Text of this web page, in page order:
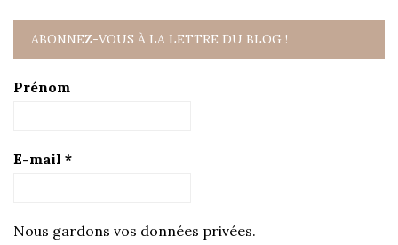
ABONNEZ-VOUS À LA LETTRE DU BLOG !
Prénom
E-mail *
Nous gardons vos données privées.